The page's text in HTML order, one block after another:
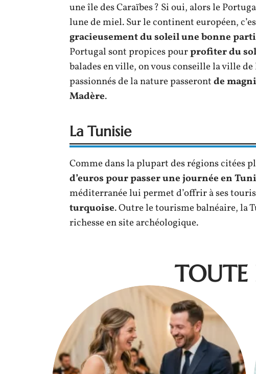
une île des Caraïbes ? Si oui, alors le
lune de miel. Sur le continent européen,
gracieusement du soleil une bonne
Portugal sont propices pourprofiter du
balades en ville, on vous conseille la ville
passionnés de la nature passerontde
Madère.
La Tunisie
Comme dans la plupart des régions citées
d’euros pour passer une journée en
méditerranée lui permet d’offrir à ses
turquoise. Outre le tourisme balnéaire, la
richesse en site archéologique.
TOUTE